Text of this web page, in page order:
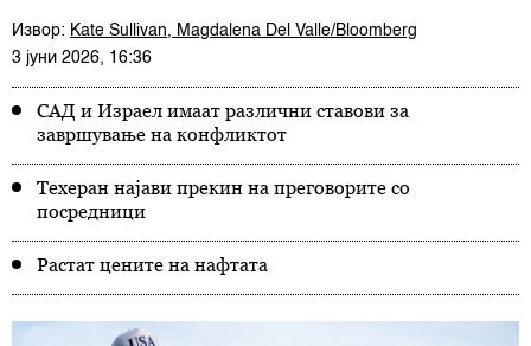
Извор: Kate Sullivan, Magdalena Del Valle/Bloomberg
3 јуни 2026, 16:36
САД и Израел имаат различни ставови за
завршување на конфликтот
Техеран најави прекин на преговорите со
посредници
Растат цените на нафтата